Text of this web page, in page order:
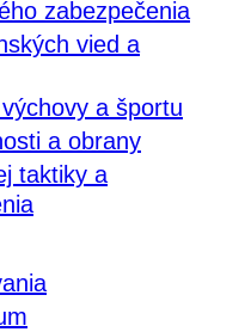
zabezpečenia
vied a
a športu
a obrany
taktiky a